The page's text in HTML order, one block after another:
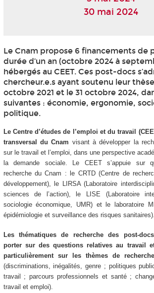
30 mai 2024
Le Cnam propose 6 financements de
durée d’un an (octobre 2024 à
hébergés au CEET. Ces post-docs
chercheur.e.s ayant soutenu leur
octobre 2021 et le 31 octobre 2024,
suivantes : économie, ergonomie,
politique.
Le Centre d’études de l’emploi et du travail
transversal du Cnam visant à développer la
sur le travail et l’emploi, dans une perspective
la demande sociale. Le CEET s’appuie sur
recherche du Cnam : le CRTD (Centre de
développement), le LIRSA (Laboratoire
sciences de l’action), le LISE (Laboratoire
sociologie économique, UMR) et le laboratoire
épidémiologie et surveillance des risques sanitaires).
Les thématiques de recherche des post-
porter sur des questions relatives au travail
particulièrement sur les thèmes de
(discriminations, inégalités, genre ; politiques
travail ; parcours professionnels et santé ;
travail et emploi).